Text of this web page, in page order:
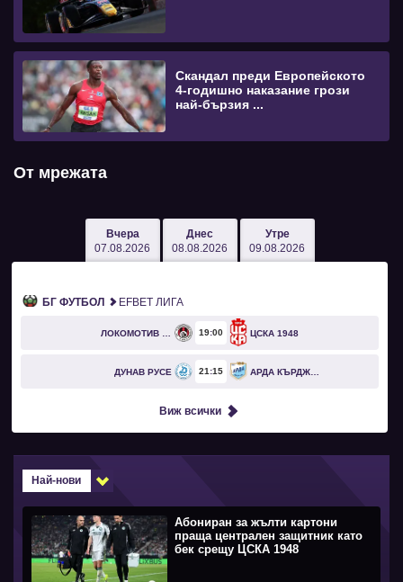
Скандал преди Европейското
4-годишно наказание грози
най-бързия ...
От мрежата
Вчера
07.08.2026
Днес
08.08.2026
Утре
09.08.2026
БГ ФУТБОЛ EFBET ЛИГА
19 00 ЦСКА 1948
ДУНАВ РУСЕ 21 15 АРДА КЪРДЖАЛИ
Виж всички
Най-нови
Абониран за жълти картони
праща централен защитник като
бек срещу ЦСКА 1948